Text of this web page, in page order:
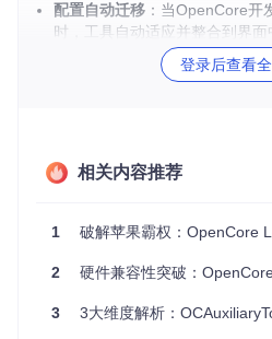
配置自动迁移 ：当OpenCore开
时，工具自动适应并整合到界
：保存时自动执
的无缝切换，满足不同阶段的测
资源自动同步：一键检查并应用
件的最新更新
登录后查看
相关内容推荐
1 破解苹果霸权：OpenCore Legacy
2 硬件兼容性突破：OpenCore
3 3大维度解析：